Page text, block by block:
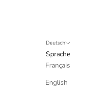
Deutsch
Sprache
Français
English